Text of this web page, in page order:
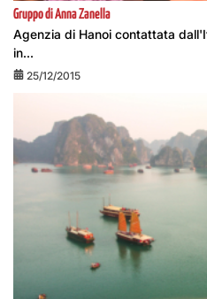
Gruppo di Anna Zanella
Agenzia di Hanoi contattata
in...
25/12/2015